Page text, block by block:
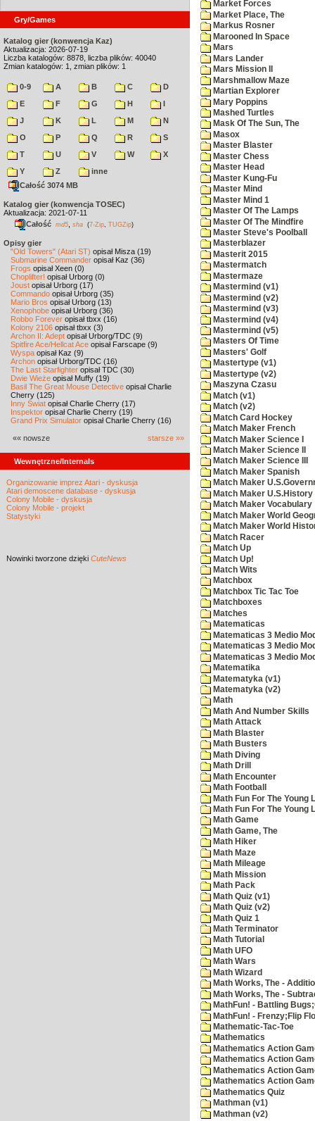
Gry/Games
Katalog gier (konwencja Kaz)
Aktualizacja: 2026-07-19
Liczba katalogów: 8878, liczba plików: 40040
Zmian katalogów: 1, zmian plików: 1
0-9 A B C
D
E
F G H
I
J
K L M
N
O
P Q R
S
T
U V W
X
Y
Z
inne
Całość 3074 MB
Katalog gier (konwencja TOSEC)
Aktualizacja: 2021-07-11
Całość md5 sha (7-Zip TUGZip)
Opisy gier
"Old Towers" (Atari ST) opisał Misza (19)
Submarine Commander opisał Kaz (36)
Frogs opisał Xeen (0)
Choplifter! opisał Urborg (0)
Joust opisał Urborg (17)
Commando opisał Urborg (35)
Mario Bros opisał Urborg (13)
Xenophobe opisał Urborg (36)
Robbo Forever opisał tbxx (16)
Kolony 2106 opisał tbxx (3)
Archon II: Adept opisał Urborg/TDC (9)
Spitfire Ace/Hellcat Ace opisał Farscape (9)
Wyspa opisał Kaz (9)
Archon opisał Urborg/TDC (16)
The Last Starfighter opisał TDC (30)
Dwie Wieże opisał Muffy (19)
Basil The Great Mouse Detective opisał Charlie
Cherry (125)
Inny Świat opisał Charlie Cherry (17)
Inspektor opisał Charlie Cherry (19)
Grand Prix Simulator opisał Charlie Cherry (16)
«« nowsze starsze »»
Wewnętrzne/Internals
Organizowanie imprez Atari - dyskusja
Atari demoscene database - dyskusja
Colony Mobile - dyskusja
Colony Mobile - projekt
Statystyki
Nowinki tworzone dzięki CuteNews
Market Forces
Market Place, The
Markus Rosner
Marooned In Space
Mars
Mars Lander
Mars Mission II
Marshmallow Maze
Martian Explorer
Mary Poppins
Mashed Turtles
Mask Of The Sun, The
Masox
Master Blaster
Master Chess
Master Head
Master Kung-Fu
Master Mind
Master Mind 1
Master Of The Lamps
Master Of The Mindfire
Master Steve's Poolball
Masterblazer
Masterit 2015
Mastermatch
Mastermaze
Mastermind (v1)
Mastermind (v2)
Mastermind (v3)
Mastermind (v4)
Mastermind (v5)
Masters Of Time
Masters' Golf
Mastertype (v1)
Mastertype (v2)
Maszyna Czasu
Match (v1)
Match (v2)
Match Card Hockey
Match Maker French
Match Maker Science I
Match Maker Science II
Match Maker Science III
Match Maker Spanish
Match Maker
Match Maker U.S.History
Match Maker Vocabulary
Match Maker World
Match Maker World
Match Racer
Match Up
Match Up!
Match Wits
Matchbox
Matchbox Tic Tac Toe
Matchboxes
Matches
Matematicas
Matematicas 3 Medio
Matematicas 3 Medio
Matematicas 3 Medio
Matematika
Matematyka (v1)
Matematyka (v2)
Math
Math And Number Skills
Math Attack
Math Blaster
Math Busters
Math Diving
Math Drill
Math Encounter
Math Football
Math Fun For The Young
Math Fun For The Young
Math Game
Math Game, The
Math Hiker
Math Maze
Math Mileage
Math Mission
Math Pack
Math Quiz (v1)
Math Quiz (v2)
Math Quiz 1
Math Terminator
Math Tutorial
Math UFO
Math Wars
Math Wizard
Math Works, The -
Math Works, The -
MathFun! - Battling
MathFun! - Frenzy;Flip
Mathematic-Tac-Toe
Mathematics
Mathematics Action
Mathematics Action
Mathematics Action
Mathematics Action
Mathematics Quiz
Mathman (v1)
Mathman (v2)